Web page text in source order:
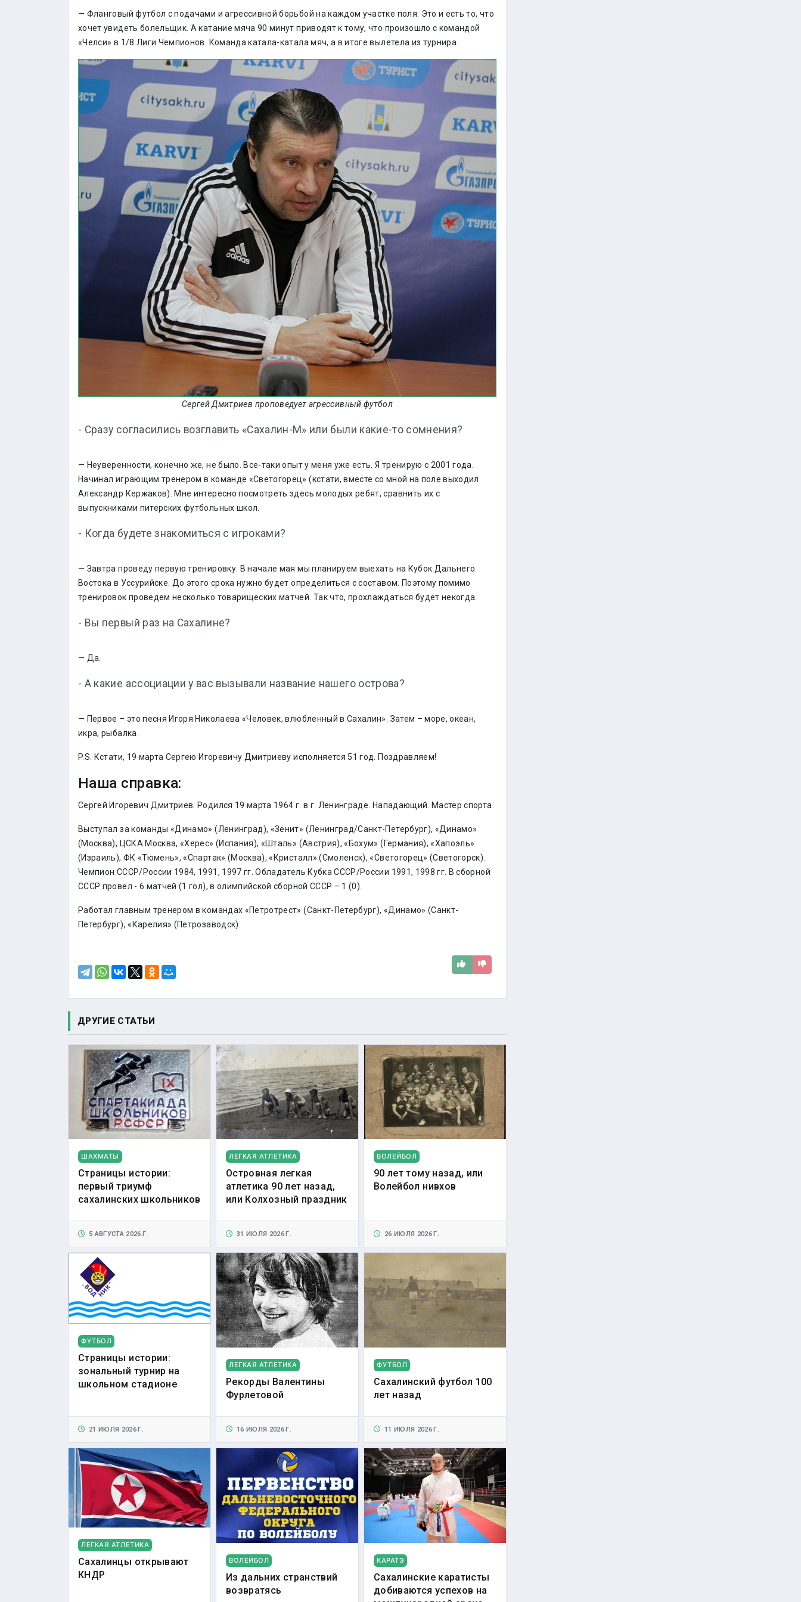
— Фланговый футбол с подачами и агрессивной борьбой на каждом участке поля. Это и есть то, что
хочет увидеть болельщик. А катание мяча 90 минут приводят к тому, что произошло с командой
«Челси» в 1/8 Лиги Чемпионов. Команда катала-катала мяч, а в итоге вылетела из турнира.
Сергей Дмитриев проповедует агрессивный футбол
- Сразу согласились возглавить «Сахалин-М» или были какие-то сомнения?
— Неуверенности, конечно же, не было. Все-таки опыт у меня уже есть. Я тренирую с 2001 года.
Начинал играющим тренером в команде «Светогорец» (кстати, вместе со мной на поле выходил
Александр Кержаков). Мне интересно посмотреть здесь молодых ребят, сравнить их с
выпускниками питерских футбольных школ.
- Когда будете знакомиться с игроками?
— Завтра проведу первую тренировку. В начале мая мы планируем выехать на Кубок Дальнего
Востока в Уссурийске. До этого срока нужно будет определиться с составом. Поэтому помимо
тренировок проведем несколько товарищеских матчей. Так что, прохлаждаться будет некогда.
- Вы первый раз на Сахалине?
— Да.
- А какие ассоциации у вас вызывали название нашего острова?
— Первое – это песня Игоря Николаева «Человек, влюбленный в Сахалин». Затем – море, океан,
икра, рыбалка.
P.S. Кстати, 19 марта Сергею Игоревичу Дмитриеву исполняется 51 год. Поздравляем!
Наша справка:
Сергей Игоревич Дмитриев. Родился 19 марта 1964 г. в г. Ленинграде. Нападающий. Мастер спорта.
Выступал за команды «Динамо» (Ленинград), «Зенит» (Ленинград/Санкт-Петербург), «Динамо»
(Москва), ЦСКА Москва, «Херес» (Испания), «Шталь» (Австрия), «Бохум» (Германия), «Хапоэль»
(Израиль), ФК «Тюмень», «Спартак» (Москва), «Кристалл» (Смоленск), «Светогорец» (Светогорск).
Чемпион СССР/России 1984, 1991, 1997 гг. Обладатель Кубка СССР/России 1991, 1998 гг. В сборной
СССР провел - 6 матчей (1 гол), в олимпийской сборной СССР – 1 (0).
Работал главным тренером в командах «Петротрест» (Санкт-Петербург), «Динамо» (Санкт-
Петербург), «Карелия» (Петрозаводск).
ДРУГИЕ СТАТЬИ
ШАХМАТЫ
Страницы истории:
первый триумф
сахалинских школьников
5 АВГУСТА 2026 Г.
ЛЕГКАЯ АТЛЕТИКА
Островная легкая
атлетика 90 лет назад,
или Колхозный праздник
31 ИЮЛЯ 2026 Г.
ВОЛЕЙБОЛ
90 лет тому назад, или
Волейбол нивхов
26 ИЮЛЯ 2026 Г.
ФУТБОЛ
Страницы истории:
зональный турнир на
школьном стадионе
21 ИЮЛЯ 2026 Г.
ЛЕГКАЯ АТЛЕТИКА
Рекорды Валентины
Фурлетовой
16 ИЮЛЯ 2026 Г.
ФУТБОЛ
Сахалинский футбол 100
лет назад
11 ИЮЛЯ 2026 Г.
ЛЕГКАЯ АТЛЕТИКА
Сахалинцы открывают
КНДР
ВОЛЕЙБОЛ
Из дальних странствий
возвратясь
КАРАТЭ
Сахалинские каратисты
добиваются успехов на